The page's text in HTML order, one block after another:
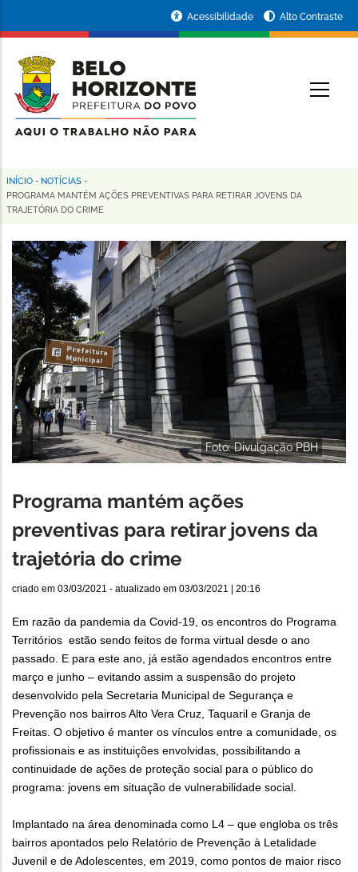
conteúdo
principal
da
Prefeitura
de
Horizonte
Acessibilidade Alto Contraste
Trilha
de
navegação
INÍCIO - NOTÍCIAS -
PROGRAMA MANTÉM AÇÕES PREVENTIVAS PARA RETIRAR JOVENS DA
TRAJETÓRIA DO CRIME
Foto: Divulgação PBH
Programa mantém ações
preventivas para retirar jovens da
trajetória do crime
criado em 03/03/2021 - atualizado em 03/03/2021 | 20:16
Em razão da pandemia da Covid-19, os encontros do Programa
Territórios estão sendo feitos de forma virtual desde o ano
passado. E para este ano, já estão agendados encontros entre
março e junho – evitando assim a suspensão do projeto
desenvolvido pela Secretaria Municipal de Segurança e
Prevenção nos bairros Alto Vera Cruz, Taquaril e Granja de
Freitas. O objetivo é manter os vínculos entre a comunidade, os
profissionais e as instituições envolvidas, possibilitando a
continuidade de ações de proteção social para o público do
programa: jovens em situação de vulnerabilidade social.
Implantado na área denominada como L4 – que engloba os três
bairros apontados pelo Relatório de Prevenção à Letalidade
Juvenil e de Adolescentes, em 2019, como pontos de maior risco